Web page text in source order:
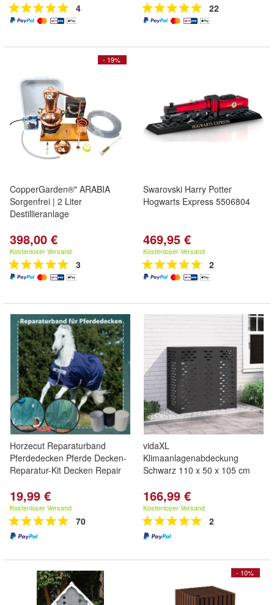
4 22
- 19%
CopperGarden®" ARABIA
Sorgenfrei | 2 Liter
Destillieranlage
398,00 €
Kostenloser Versand
3
Swarovski Harry Potter
Hogwarts Express 5506804
469,95 €
Kostenloser Versand
2
Horzecut Reparaturband
Pferdedecken Pferde Decken-
Reparatur-Kit Decken Repair
19,99 €
Kostenloser Versand
70
vidaXL
Klimaanlagenabdeckung
Schwarz 110 x 50 x 105 cm
166,99 €
Kostenloser Versand
2
- 10%